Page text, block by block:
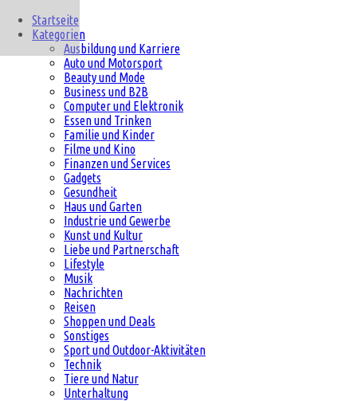
Startseite
Kategorien
Ausbildung und Karriere
Auto und Motorsport
Beauty und Mode
Business und B2B
Computer und Elektronik
Essen und Trinken
Familie und Kinder
Filme und Kino
Finanzen und Services
Gadgets
Gesundheit
Haus und Garten
Industrie und Gewerbe
Kunst und Kultur
Liebe und Partnerschaft
Lifestyle
Musik
Nachrichten
Reisen
Shoppen und Deals
Sonstiges
Sport und Outdoor-Aktivitäten
Technik
Tiere und Natur
Unterhaltung